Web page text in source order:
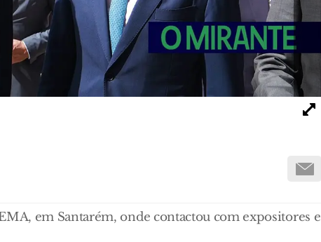
em Santarém, onde contactou com expositores e